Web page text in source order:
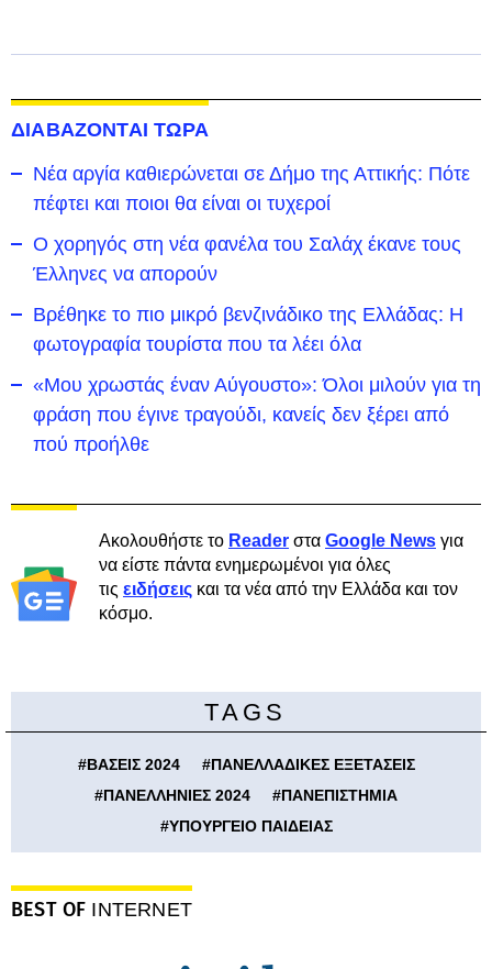
ΔΙΑΒΑΖΟΝΤΑΙ ΤΩΡΑ
Νέα αργία καθιερώνεται σε Δήμο της Αττικής: Πότε
πέφτει και ποιοι θα είναι οι τυχεροί
Ο χορηγός στη νέα φανέλα του Σαλάχ έκανε τους
Έλληνες να απορούν
Βρέθηκε το πιο μικρό βενζινάδικο της Ελλάδας: Η
φωτογραφία τουρίστα που τα λέει όλα
«Μου χρωστάς έναν Αύγουστο»: Όλοι μιλούν για τη
φράση που έγινε τραγούδι, κανείς δεν ξέρει από
πού προήλθε
Ακολουθήστε το Reader στα Google News για
να είστε πάντα ενημερωμένοι για όλες
τις ειδήσεις και τα νέα από την Ελλάδα και τον
κόσμο.
TAGS
#ΒΑΣΕΙΣ 2024 #ΠΑΝΕΛΛΑΔΙΚΕΣ ΕΞΕΤΑΣΕΙΣ
#ΠΑΝΕΛΛΗΝΙΕΣ 2024 #ΠΑΝΕΠΙΣΤΗΜΙΑ
#ΥΠΟΥΡΓΕΙΟ ΠΑΙΔΕΙΑΣ
BEST OF INTERNET